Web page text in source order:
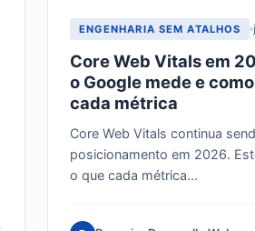
ENGENHARIA SEM ATALHOS
Core Web Vitals em
o Google mede e
cada métrica
Core Web Vitals continua
posicionamento em 2026.
o que cada métrica...